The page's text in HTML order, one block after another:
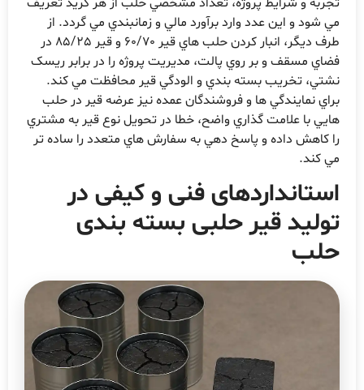
مي شود و اين عدد وارد برآورد مالي و زمانبندي مي گردد. از
طرف ديگر، انبار کردن حلب هاي قیر 60/70 و قیر 85/25 در
فضاي مسقف و بر روي پالت، مديريت پروژه را در برابر ريسک
نشتي، تخريب بسته بندي و الودگي قیر محافظت مي کند.
براي نمايندگي ها و فروشندگان عمده نيز عرضه قیر در حلب
هايي با علامت گذاري واضح، خطا در تحويل نوع قیر به مشتري
را کاهش داده و پاسخ دهي به سفارش هاي متعدد را ساده تر
مي کند.
استانداردهای فنی و کیفی در
تولید قیر حلبی بسته بندی
حلب